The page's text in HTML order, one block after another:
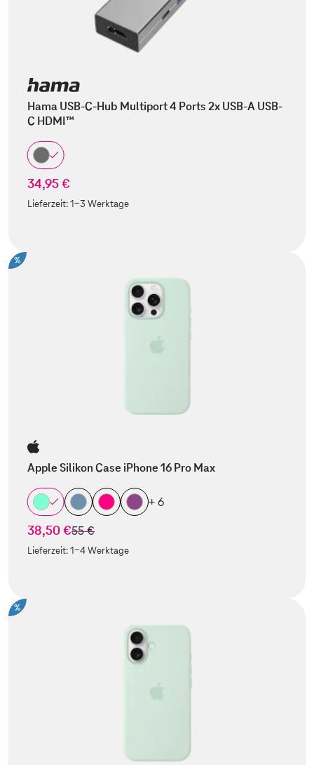
Hama USB-C-Hub Multiport 4 Ports 2x USB-A USB-
C HDMI™
34,95 €
Lieferzeit:1-3 Werktage
%
Apple Silikon Case iPhone 16 Pro Max
+ 6
38,50 €statt
55 €
Lieferzeit:1-4 Werktage
%